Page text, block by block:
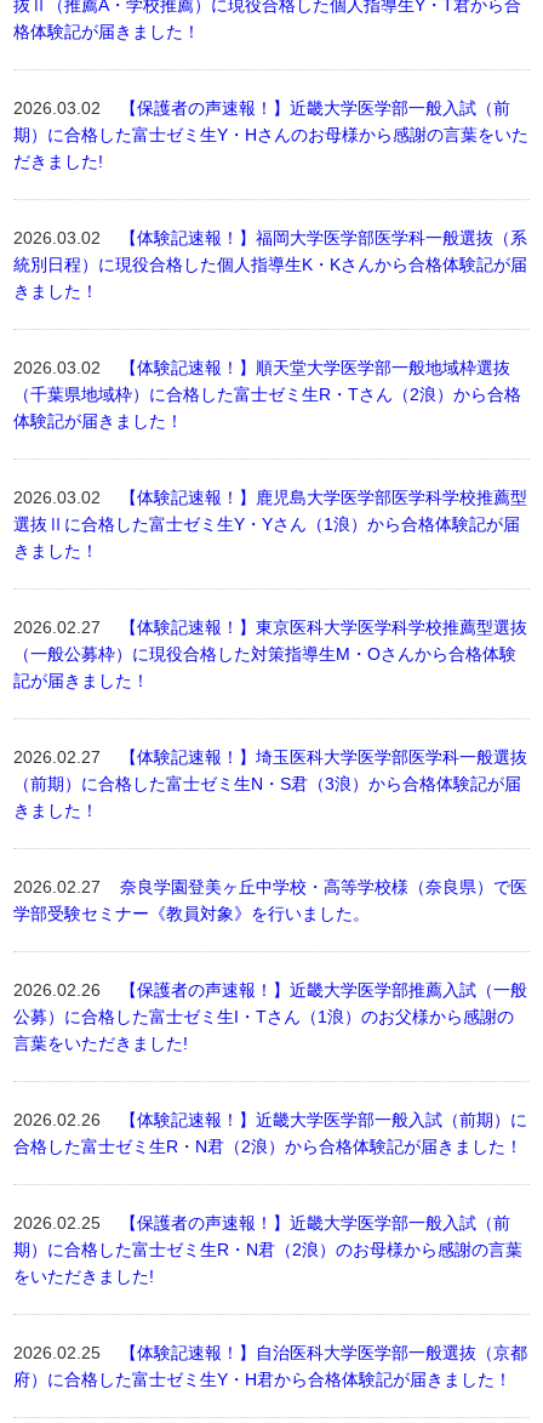
抜Ⅱ（推薦A・学校推薦）に現役合格した個人指導生Y・T君から合
格体験記が届きました！
2026.03.02
【保護者の声速報！】近畿大学医学部一般入試（前
期）に合格した富士ゼミ生Y・Hさんのお母様から感謝の言葉をいた
だきました!
2026.03.02
【体験記速報！】福岡大学医学部医学科一般選抜（系
統別日程）に現役合格した個人指導生K・Kさんから合格体験記が届
きました！
2026.03.02
【体験記速報！】順天堂大学医学部一般地域枠選抜
（千葉県地域枠）に合格した富士ゼミ生R・Tさん（2浪）から合格
体験記が届きました！
2026.03.02
【体験記速報！】鹿児島大学医学部医学科学校推薦型
選抜Ⅱに合格した富士ゼミ生Y・Yさん（1浪）から合格体験記が届
きました！
2026.02.27
【体験記速報！】東京医科大学医学科学校推薦型選抜
（一般公募枠）に現役合格した対策指導生M・Oさんから合格体験
記が届きました！
2026.02.27
【体験記速報！】埼玉医科大学医学部医学科一般選抜
（前期）に合格した富士ゼミ生N・S君（3浪）から合格体験記が届
きました！
2026.02.27奈良学園登美ヶ丘中学校・高等学校様（奈良県）で医
学部受験セミナー《教員対象》を行いました。
2026.02.26
【保護者の声速報！】近畿大学医学部推薦入試（一般
公募）に合格した富士ゼミ生I・Tさん（1浪）のお父様から感謝の
言葉をいただきました!
2026.02.26
【体験記速報！】近畿大学医学部一般入試（前期）に
合格した富士ゼミ生R・N君（2浪）から合格体験記が届きました！
2026.02.25
【保護者の声速報！】近畿大学医学部一般入試（前
期）に合格した富士ゼミ生R・N君（2浪）のお母様から感謝の言葉
をいただきました!
2026.02.25
【体験記速報！】自治医科大学医学部一般選抜（京都
府）に合格した富士ゼミ生Y・H君から合格体験記が届きました！